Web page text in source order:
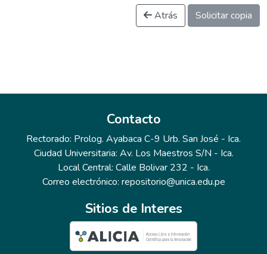
Atrás Solicitar copia
Contacto
Rectorado: Prolog. Ayabaca C-9 Urb. San José - Ica.
Ciudad Universitaria: Av. Los Maestros S/N - Ica.
Local Central: Calle Bolivar 232 - Ica.
Correo electrónico: repositorio@unica.edu.pe
Sitios de Interes